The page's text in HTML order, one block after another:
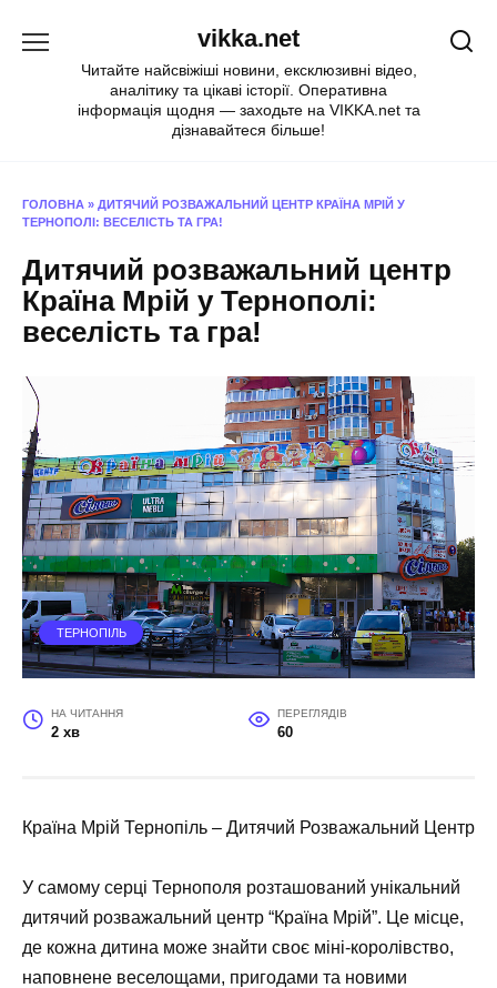
vikka.net
Читайте найсвіжіші новини, ексклюзивні відео,
аналітику та цікаві історії. Оперативна
інформація щодня — заходьте на VIKKA.net та
дізнавайтеся більше!
ГОЛОВНА » ДИТЯЧИЙ РОЗВАЖАЛЬНИЙ ЦЕНТР КРАЇНА МРІЙ У
ТЕРНОПОЛІ: ВЕСЕЛІСТЬ ТА ГРА!
Дитячий розважальний центр
Країна Мрій у Тернополі:
веселість та гра!
ТЕРНОПІЛЬ
НА ЧИТАННЯ
2 хв
ПЕРЕГЛЯДІВ
60
Країна Мрій Тернопіль – Дитячий Розважальний Центр
У самому серці Тернополя розташований унікальний
дитячий розважальний центр “Країна Мрій”. Це місце,
де кожна дитина може знайти своє міні-королівство,
наповнене веселощами, пригодами та новими